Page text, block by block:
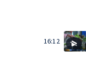
16:12